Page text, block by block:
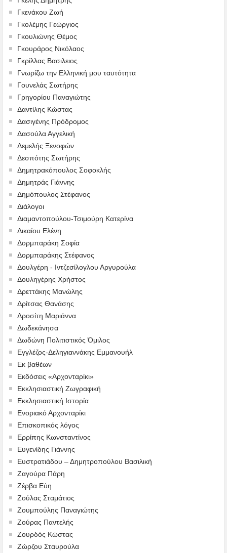
Γκενάκου Ζωή
Γκολέμης Γεώργιος
Γκουλιώνης Θέμος
Γκουράρος Νικόλαος
Γκρίλλας Βασιλειος
Γνωρίζω την Ελληνική μου ταυτότητα
Γουνελάς Σωτήρης
Γρηγορίου Παναγιώτης
Δαντίλης Κώστας
Δασιγένης Πρόδρομος
Δασούλα Αγγελική
Δεμελής Ξενοφών
Δεσπότης Σωτήρης
Δημητρακόπουλος Σοφοκλής
Δημητράς Γιάννης
Δημόπουλος Στέφανος
Διάλογοι
Διαμαντοπούλου-Τσιμούρη Κατερίνα
Δικαίου Ελένη
Δορμπαράκη Σοφία
Δορμπαράκης Στέφανος
Δουλγέρη - Ιντζεσίλογλου Αργυρούλα
Δουληγέρης Χρήστος
Δρεττάκης Μανώλης
Δρίτσας Θανάσης
Δροσίτη Μαριάννα
Δωδεκάνησα
Δωδώνη Πολιτιστικός Όμιλος
Εγγλέζος-Δεληγιαννάκης Εμμανουήλ
Εκ βαθέων
Εκδόσεις «Αρχονταρίκι»
Εκκλησιαστική Ζωγραφική
Εκκλησιαστική Ιστορία
Ενοριακό Αρχονταρίκι
Επισκοπικός λόγος
Ερρίπης Κωνσταντίνος
Ευγενίδης Γιάννης
Ευστρατιάδου – Δημητροπούλου Βασιλική
Ζαγούρα Πάρη
Ζέρβα Εύη
Ζούλας Σταμάτιος
Ζουμπούλης Παναγιώτης
Ζούρας Παντελής
Ζουρδός Κώστας
Ζώρζου Σταυρούλα